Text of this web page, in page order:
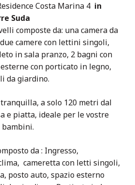
Costa Marina 4 in
Suda
composte da: una camera da
camere con lettini singoli,
in sala pranzo, 2 bagni con
con porticato in legno,
da giardino.
a solo 120 metri dal
e piatta, ideale per le vostre
bambini.
da : Ingresso,
cameretta con letti singoli,
posto auto, spazio esterno